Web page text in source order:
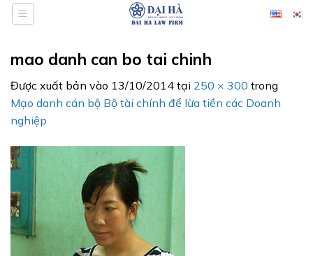
Bỏ
qua
dungmao danh can bo tai chinh
Được xuất bản vào 13/10/2014 tại 250 × 300 trong
Mạo danh cán bộ Bộ tài chính để lừa tiền các Doanh
nghiệp